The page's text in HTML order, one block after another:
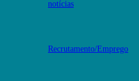
notícias
Recrutamento/Emprego